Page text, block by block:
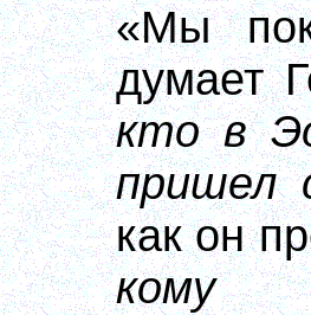
«Мы
думает
кто в
пришел
как он
кому